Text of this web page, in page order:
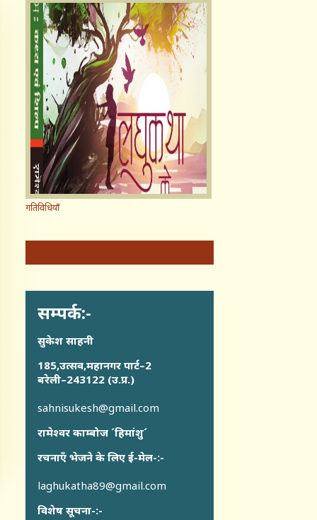
गतिविधियाँ
सम्पर्क:-
सुकेश साहनी
185,उत्सव,महानगर पार्ट–2
बरेली–243122 (उ.प्र.)
sahnisukesh@gmail.com
रामेश्वर काम्बोज ´हिमांशु´
रचनाएँ भेजने के लिए ई-मेल-:-
laghukatha89@gmail.com
विशेष सूचना-:-